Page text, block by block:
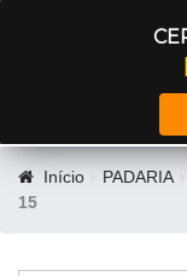
Início PADARIA
15